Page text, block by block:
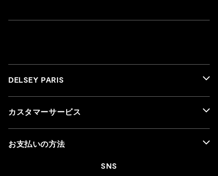
DELSEY PARIS
カスタマーサービス
お支払いの方法
SNS